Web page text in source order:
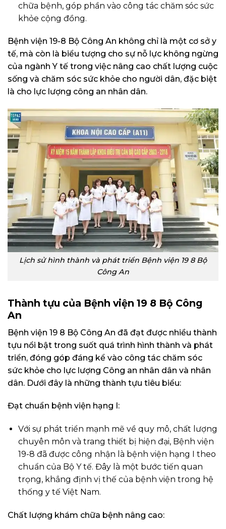
chữa bệnh, góp phần vào công tác chăm sóc sức
khỏe cộng đồng.
Bệnh viện 19-8 Bộ Công An không chỉ là một cơ sở y
tế, mà còn là biểu tượng cho sự nỗ lực không ngừng
của ngành Y tế trong việc nâng cao chất lượng cuộc
sống và chăm sóc sức khỏe cho người dân, đặc biệt
là cho lực lượng công an nhân dân.
Lịch sử hình thành và phát triển Bệnh viện 19 8 Bộ
Công An
Thành tựu của Bệnh viện 19 8 Bộ Công
An
Bệnh viện 19 8 Bộ Công An đã đạt được nhiều thành
tựu nổi bật trong suốt quá trình hình thành và phát
triển, đóng góp đáng kể vào công tác chăm sóc
sức khỏe cho lực lượng Công an nhân dân và nhân
dân. Dưới đây là những thành tựu tiêu biểu:
Đạt chuẩn bệnh viện hạng I:
Với sự phát triển mạnh mẽ về quy mô, chất lượng
chuyên môn và trang thiết bị hiện đại, Bệnh viện
19-8 đã được công nhận là bệnh viện hạng I theo
chuẩn của Bộ Y tế. Đây là một bước tiến quan
trọng, khẳng định vị thế của bệnh viện trong hệ
thống y tế Việt Nam.
Chất lượng khám chữa bệnh nâng cao: